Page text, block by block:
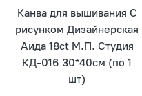
Канва для вышивания С
рисунком Дизайнерская
Аида 18ct М.П. Студия
КД-016 30*40см (по 1
шт)